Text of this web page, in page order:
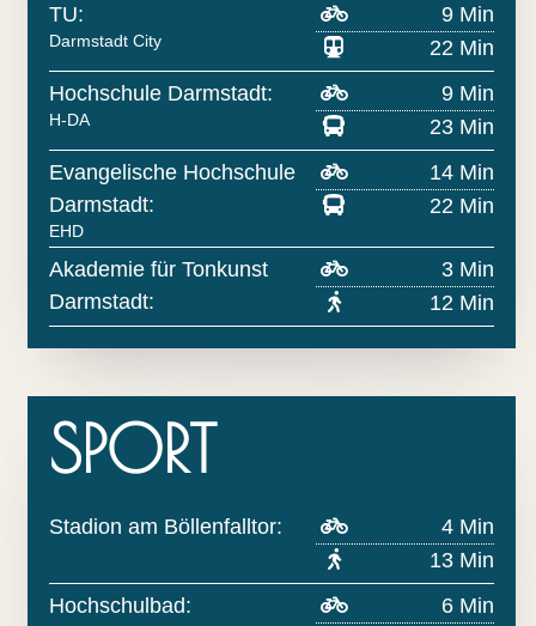
TU:
Darmstadt City
9 Min
22 Min
Hochschule Darmstadt:
H-DA
9 Min
23 Min
Evangelische Hochschule
Darmstadt:
EHD
14 Min
22 Min
Akademie für Tonkunst
Darmstadt:
3 Min
12 Min
SPORT
Stadion am Böllenfalltor:
4 Min
13 Min
Hochschulbad:
6 Min